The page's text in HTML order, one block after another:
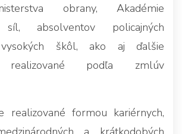
obrany, Akadémie
síl, absolventov policajných
škôl, ako aj ďalšie
realizované podľa zmlúv
realizované formou kariérnych,